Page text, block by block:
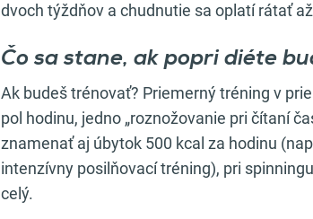
dvoch týždňov a chudnutie sa oplatí rátať
Čo sa stane, ak popri diéte
Ak budeš trénovať? Priemerný tréning v
pol hodinu, jedno „roznožovanie pri čítaní
znamenať aj úbytok 500 kcal za hodinu
intenzívny posilňovací tréning), pri
celý.